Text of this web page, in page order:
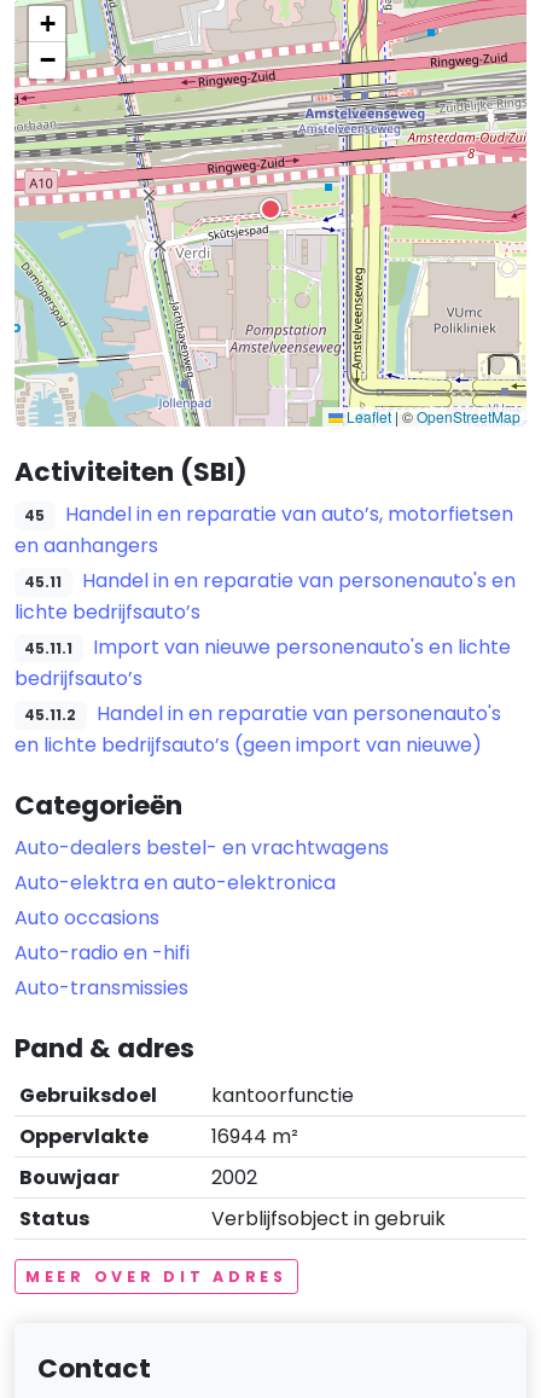
+
−
Leaflet |©OpenStreetMap
Activiteiten (SBI)
45
Handel in en reparatie van auto’s, motorfietsen
en aanhangers
45.11
Handel in en reparatie van personenauto's en
lichte bedrijfsauto’s
45.11.1
Import van nieuwe personenauto's en lichte
bedrijfsauto’s
45.11.2
Handel in en reparatie van personenauto's
en lichte bedrijfsauto’s (geen import van nieuwe)
Categorieën
Auto-dealers bestel- en vrachtwagens
Auto-elektra en auto-elektronica
Auto occasions
Auto-radio en -hifi
Auto-transmissies
Pand & adres
Gebruiksdoel
kantoorfunctie
Oppervlakte
16944 m²
Bouwjaar
2002
Status
Verblijfsobject in gebruik
MEER OVER DIT ADRES
Contact